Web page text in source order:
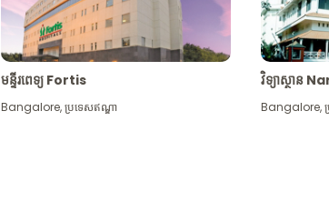
មន្ទីរពេទ្យ Fortis
Bangalore,ប្រទេសឥណ្ឌា
វិទ្យាស្ថាន
Bangalore,